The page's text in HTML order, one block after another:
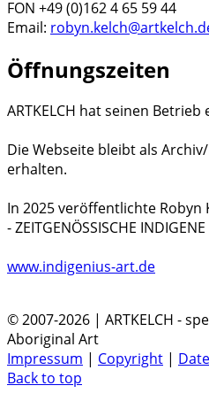
FON +49 (0)162 4 65 59 44
Email:
Öffnungszeiten
ARTKELCH hat seinen Betrieb
Die Webseite bleibt als
erhalten.
In 2025 veröffentlichte Robyn
- ZEITGENÖSSISCHE
www.indigenius-art.de
© 2007-2026 | ARTKELCH -
Aboriginal Art
Impressum | Copyright |
Back to top